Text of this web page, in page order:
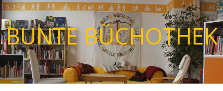
BUNTE BÜCHOTHEK